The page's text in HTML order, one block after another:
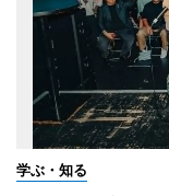
学ぶ・知る